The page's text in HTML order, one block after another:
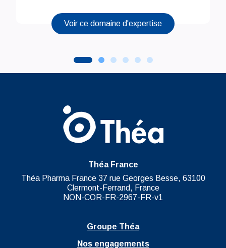
Voir ce domaine d'expertise
Théa France
Théa Pharma France 37 rue Georges Besse, 63100
Clermont-Ferrand, France
NON-COR-FR-2967-FR-v1
Groupe Théa
Nos engagements